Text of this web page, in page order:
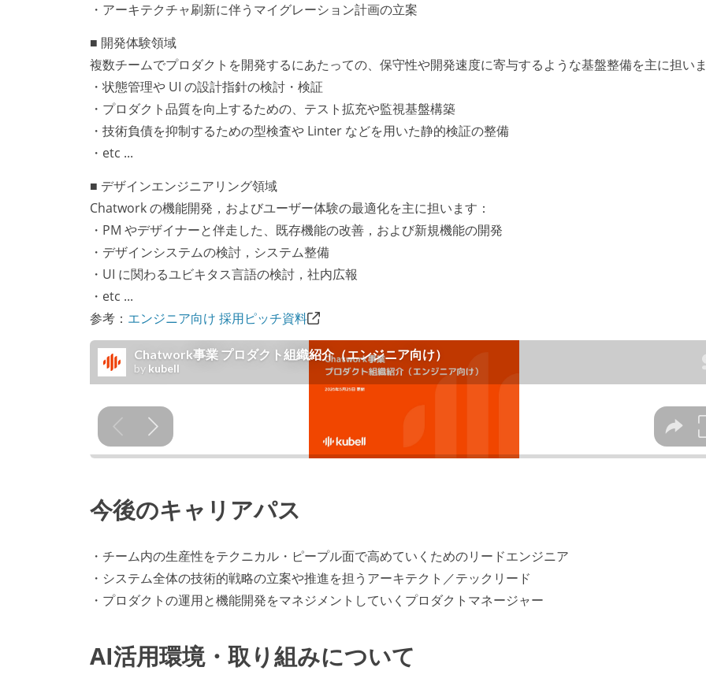
・アーキテクチャ刷新に伴うマイグレーション計画の立案
■ 開発体験領域
複数チームでプロダクトを開発するにあたっての、保守性や開発速度に寄与するような基盤整備を主に担い
・状態管理や UI の設計指針の検討・検証
・プロダクト品質を向上するための、テスト拡充や監視基盤構築
・技術負債を抑制するための型検査や Linter などを用いた静的検証の整備
・etc ...
■ デザインエンジニアリング領域
Chatwork の機能開発，およびユーザー体験の最適化を主に担います：
・PM やデザイナーと伴走した、既存機能の改善，および新規機能の開発
・デザインシステムの検討，システム整備
・UI に関わるユビキタス言語の検討，社内広報
・etc ...
参考： エンジニア向け 採用ピッチ資料
今後のキャリアパス
・チーム内の生産性をテクニカル・ピープル面で高めていくためのリードエンジニア
・システム全体の技術的戦略の立案や推進を担うアーキテクト／テックリード
・プロダクトの運用と機能開発をマネジメントしていくプロダクトマネージャー
AI活用環境・取り組みについて